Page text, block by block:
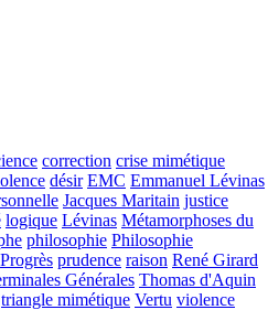
correction crise mimétique
désir EMC Emmanuel Lévinas
Jacques Maritain justice
logique Lévinas Métamorphoses du
philosophie Philosophie
Progrès prudence raison René Girard
Générales Thomas d'Aquin
triangle mimétique Vertu violence